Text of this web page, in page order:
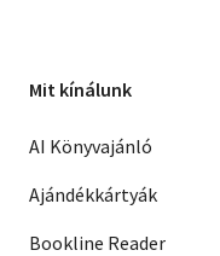
Mit kínálunk
AI Könyvajánló
Ajándékkártyák
Bookline Reader